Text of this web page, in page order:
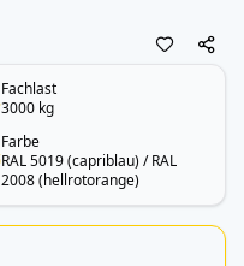
Fachlast
3000 kg
Farbe
RAL 5019 (capriblau) / RAL
2008 (hellrotorange)